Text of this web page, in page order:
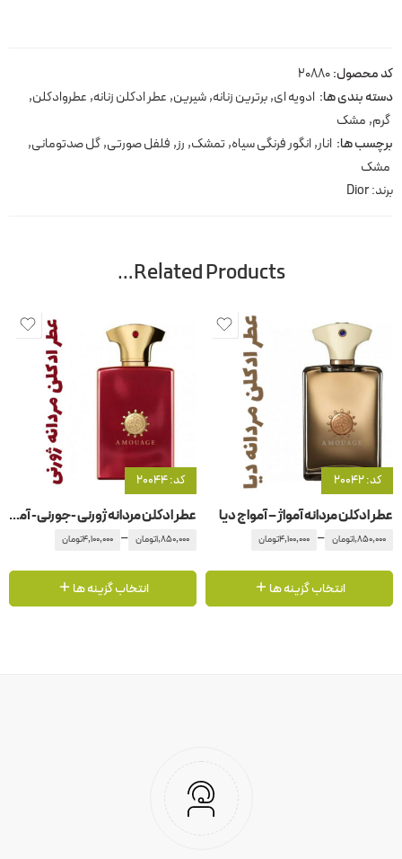
کد محصول:20880
دسته بندی ها: ادویه ای,برترین زنانه,شیرین, عطر ادکلن زنانه, عطروادکلن,
گرم, مشک
برچسب ها: انار, انگور فرنگی سیاه, تمشک, رز, فلفل صورتی,گل صدتومانی,
مشک
برند:Dior
Related Products…
کد: 20042
عطر ادکلن مردانه آمواژ – آمواج دیا
1,850,000تومان –
4,100,000تومان
انتخاب گزینه ها
کد: 20044
عطر ادکلن مردانه ژورنی -جورنی- آمواج – آمواژ
1,850,000تومان –
4,100,000تومان
انتخاب گزینه ها